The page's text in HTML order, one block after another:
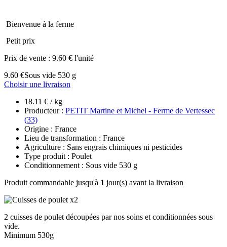
Bienvenue à la ferme
Petit prix
Prix de vente : 9.60 € l'unité
9.60 €Sous vide 530 g
Choisir une livraison
18.11 € / kg
Producteur : PETIT Martine et Michel - Ferme de Vertessec
(33)
Origine : France
Lieu de transformation : France
Agriculture : Sans engrais chimiques ni pesticides
Type produit : Poulet
Conditionnement : Sous vide 530 g
Produit commandable jusqu'à 1 jour(s) avant la livraison
2 cuisses de poulet découpées par nos soins et conditionnées sous
vide.
Minimum 530g